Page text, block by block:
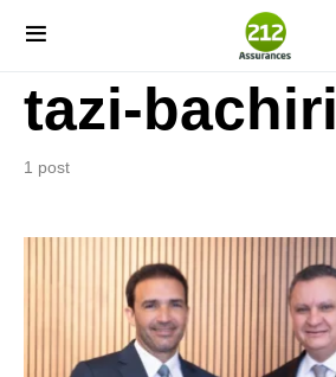
tazi-bachiri
1 post